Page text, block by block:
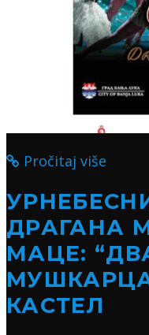
Pročitaj više
ДРАГАНА
МАЦЕ:
КАСТЕЛ